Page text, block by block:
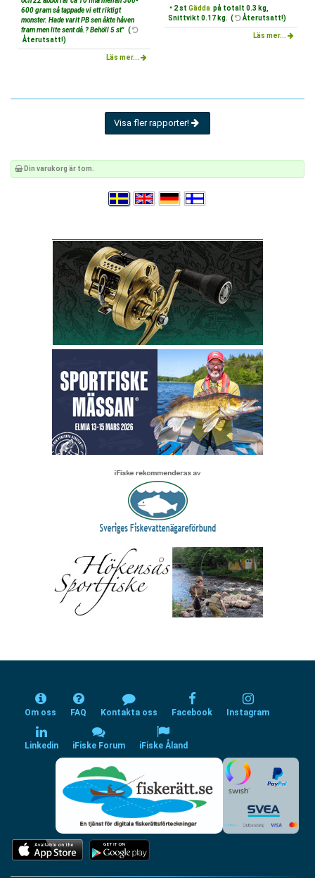
600 gram så tappade vi ett riktigt
monster. Hade varit PB sen åkte håven
fram men lite sent då.? Behöll 5 st" (
Återutsatt!)
Läs mer...
• 2 st Gädda på totalt 0.3 kg,
Snittvikt 0.17 kg. (
Återutsatt!)
Läs mer...
Visa fler rapporter!
Din varukorg är tom.
Om oss FAQ Kontakta oss Facebook Instagram
Linkedin iFiske Forum iFiske Åland